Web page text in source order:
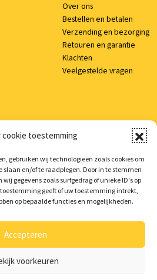
cookie toestemming
gebruiken wij technologieën zoals cookies om
slaan en/of te raadplegen. Door in te stemmen
gegevens zoals surfgedrag of unieke ID's op
geeft of uw toestemming intrekt,
op bepaalde functies en mogelijkheden.
Accepteren
voorkeuren
Over ons
Bestellen en betalen
Verzending en bezorging
Retouren en garantie
Klachten
Veelgestelde vragen
/ Voorwaarden /
Cookie beleid